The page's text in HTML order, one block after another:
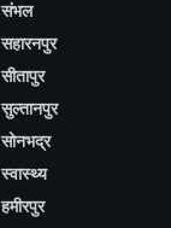
संभल
सहारनपुर
सीतापुर
सुल्तानपुर
सोनभद्र
स्वास्थ्य
हमीरपुर